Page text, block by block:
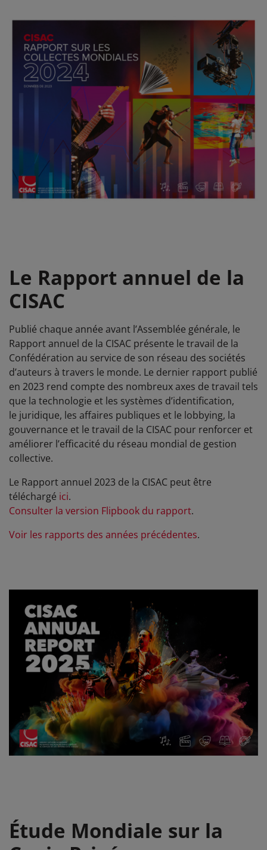
Le Rapport annuel de la
CISAC
Publié chaque année avant l’Assemblée générale, le
Rapport annuel de la CISAC présente le travail de la
Confédération au service de son réseau des sociétés
d’auteurs à travers le monde. Le dernier rapport publié
en 2023 rend compte des nombreux axes de travail tels
que la technologie et les systèmes d’identification,
le juridique, les affaires publiques et le lobbying, la
gouvernance et le travail de la CISAC pour renforcer et
améliorer l’efficacité du réseau mondial de gestion
collective.
Le Rapport annuel 2023 de la CISAC peut être
téléchargé ici.
Consulter la version Flipbook du rapport.
Voir les rapports des années précédentes.
Étude Mondiale sur la